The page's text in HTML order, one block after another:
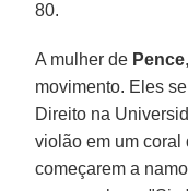
80.
A mulher de Pence,
movimento. Eles
Direito na
violão em um coral
começarem a